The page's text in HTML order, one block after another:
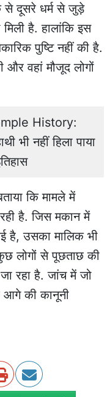
से दूसरे धर्म से जुड़े
है. हालांकि इस
पुष्टि नहीं की है.
और वहां मौजूद लोगों
History:
भी नहीं हिला पाया
कि मामले में
है. जिस मकान में
है, उसका मालिक भी
लोगों से पूछताछ की
रहा है. जांच में जो
आगे की कानूनी